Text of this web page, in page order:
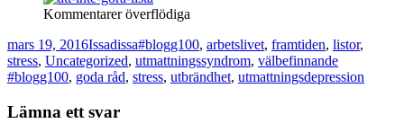
Kommentarer överflödiga
Postat
mars 19, 2016Författare
IssadissaKategorier
#blogg100, arbetslivet, framtiden, listor,
stress, Uncategorized, utmattningssyndrom, välbefinnandeTaggar
#blogg100, goda råd, stress, utbrändhet, utmattningsdepression
Lämna ett svar